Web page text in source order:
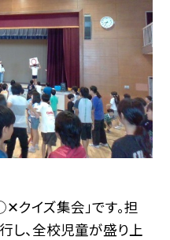
イズ集会」です。担
し、全校児童が盛り上